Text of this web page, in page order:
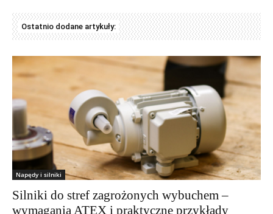
Ostatnio dodane artykuły:
Napędy i silniki
Silniki do stref zagrożonych wybuchem –
wymagania ATEX i praktyczne przykłady